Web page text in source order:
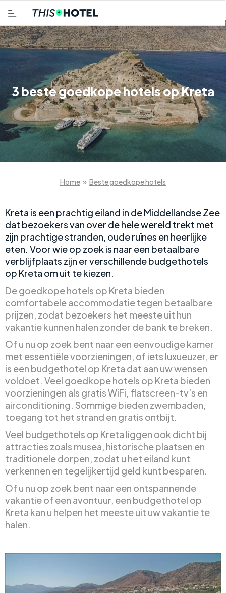
3 beste goedkope hotels op Kreta
Home » Beste goedkope hotels
Kreta is een prachtig eiland in de Middellandse Zee
dat bezoekers van over de hele wereld trekt met
zijn prachtige stranden, oude ruïnes en heerlijke
eten. Voor wie op zoek is naar een betaalbare
verblijfplaats zijn er verschillende budgethotels
op Kreta om uit te kiezen.
De goedkope hotels op Kreta bieden
comfortabele accommodatie tegen betaalbare
prijzen, zodat bezoekers het meeste uit hun
vakantie kunnen halen zonder de bank te breken.
Of u nu op zoek bent naar een eenvoudige kamer
met essentiële voorzieningen, of iets luxueuzer, er
is een budgethotel op Kreta dat aan uw wensen
voldoet. Veel goedkope hotels op Kreta bieden
voorzieningen als gratis WiFi, flatscreen-tv’s en
airconditioning. Sommige bieden zwembaden,
toegang tot het strand en gratis ontbijt.
Veel budgethotels op Kreta liggen ook dicht bij
attracties zoals musea, historische plaatsen en
traditionele dorpen, zodat u het eiland kunt
verkennen en tegelijkertijd geld kunt besparen.
Of u nu op zoek bent naar een ontspannende
vakantie of een avontuur, een budgethotel op
Kreta kan u helpen het meeste uit uw vakantie te
halen.